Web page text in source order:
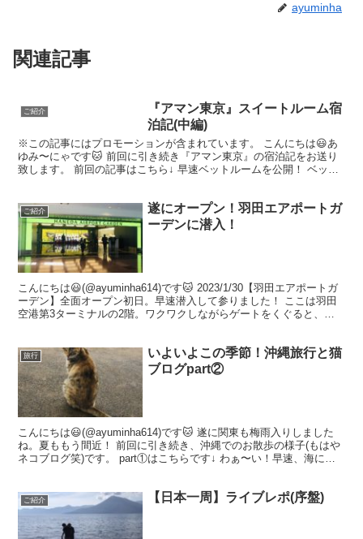
ayuminha
関連記事
ご紹介
『アマン東京』スイートルーム宿
泊記(中編)
※この記事にはプロモーションが含まれています。 こんにちは😃あ
ゆみ〜にゃです🐱 前回に引き続き『アマン東京』の宿泊記をお送り
致します。 前回の記事はこちら↓ 早速ベットルームを公開！ ベット
ご紹介
遂にオープン！羽田エアポートガ
ーデンに潜入！
こんにちは😃(@ayuminha614)です🐱 2023/1/30【羽田エアポートガ
ーデン】全面オープン初日。早速潜入して参りました！ ここは羽田
空港第3ターミナルの2階。ワクワクしながらゲートをくぐると、目
旅行
いよいよこの季節！沖縄旅行と猫
ブログpart②
こんにちは😃(@ayuminha614)です🐱 遂に関東も梅雨入りしました
ね。夏ももう間近！ 前回に引き続き、沖縄でのお散歩の様子(もはや
ネコブログ笑)です。 part①はこちらです↓ わぁ〜い！早速、海に出
ご紹介 【日本一周】ライブレポ(序盤)